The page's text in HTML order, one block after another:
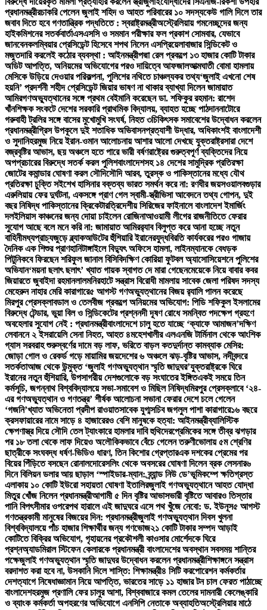
প্রধানমন্ত্রীরচাকরি পেলেন জুলাই শহিদ ও আহত পরিবারের ১০ সদস্যকেউ গালি দিলে তার
জবাব দিতে হবে গণতান্ত্রিক পদ্ধতিতে : স্বরাষ্ট্রমন্ত্রীঅস্ট্রেলিয়ায় গমনেচ্ছুদের জন্য
হাইকমিশনের সতর্কবার্তাএসএসসি ও সমমান পরীক্ষার ফল প্রকাশ সোমবার, যেভাবে
জানবেনকলম্বিয়ার প্রেসিডেন্ট হিসেবে শপথ নিলেন এসপ্রিয়েলাবাজার সিন্ডিকেট ও
মজুতদারি করলেই কঠোর ব্যবস্থা : আইনমন্ত্রীপদ্মা রেল প্রকল্পে ১৩ হাজার কোটি টাকার
অডিট আপত্তি, অনিয়মের অভিযোগের পরও দায়িত্বে আফজালআত্মঘাতী বোমা হামলায়
মেসিকে উড়িয়ে দেওয়ার পরিকল্পনা, পুলিশের নথিতে চাঞ্চল্যকর তথ্য‘জুলাই এখনো শেষ
হয়নি’ প্রদর্শনী শহীদ প্রেসিডেন্ট জিয়ার ভাষণ না থাকার ব্যাখ্যা দিলেন জামায়াত
আমিরগণঅভ্যুত্থানের সঙ্গে প্রথম বেইমানি করেছেন ডা. শফিকুর রহমান: রাশেদ
খাঁনশিক্ষক সংকটে দেশের সরকারি প্রাথমিক বিদ্যালয়, ব্যাহত হচ্ছে পাঠদাননাটোরে
গরুবাহী ট্রলির সঙ্গে বাসের মুখোমুখি সংঘর্ষ, নিহত ৩চিকিৎসক সমাবেশের উদ্বোধন করলেন
প্রধানমন্ত্রীগ্রিস উপকূলে দুই শতাধিক অভিবাসনপ্রত্যাশী উদ্ধার, অধিকাংশই বাংলাদেশী
ও সুদানিহরমুজ নিয়ে ইরান-ওমান আলোচনায় আশার আলো দেখছে যুক্তরাষ্ট্রসারা দেশে
বজ্রবৃষ্টির আভাস, ছয় অঞ্চলে হতে পারে ভারী বর্ষণরাষ্ট্রের গুরুত্বপূর্ণ ব্যক্তিদের নিয়ে
অপপ্রচারের বিরুদ্ধে সতর্ক করল পুলিশবাংলাদেশসহ ১৪ দেশের সামুদ্রিক প্রতিরক্ষা
জোটের কমান্ডার ঘোষণা করল সৌদিসৌদি আরব, তুরস্ক ও পাকিস্তানের মধ্যে যৌথ
প্রতিরক্ষা চুক্তি সইশেখ হাসিনার বক্তব্য ভারত সমর্থন করে না: রণধীর জয়সওয়ালবগুড়ার
এরুলিয়ায় ফের দুর্ঘটনা, একসঙ্গে প্রাণ গেল স্বামী-স্ত্রীভিসা আবেদনে তথ্য গোপন, দুই
বছর নিষিদ্ধ পাকিস্তানের ক্রিকেটারত্রিদেশীয় সিরিজের ফাইনালে বাংলাদেশ ইমার্জিং
দলইলিয়াস কাঞ্চনের জন্য দোয়া চাইলেন রোজিনাআওয়ামী লীগের রাজনীতিতে ফেরার
সুযোগ আছে বলে মনে করি না: জামায়াত আমিরর‍্যাব বিলুপ্ত করে আনা হচ্ছে নতুন
বাহিনীমধ্যপ্রাচ্যজুড়ে ব্ল্যাকআউটের হুঁশিয়ারি ইরানেরযুদ্ধবিরতি কার্যকরের পরও গাজায়
দৈনিক এক শিশুর প্রাণহানিটাঙ্গাইলে বিদ্যুৎ অফিসে হামলা, লাইনম্যানকে বেধড়ক
পিটুনিকবে ফিরছেন শরিফুল জানাল বিসিবিদক্ষিণ কোরিয়া ফুটবল অ্যাসোসিয়েশনে পুলিশের
অভিযান‘ময়না ছলাৎ ছলাৎ’ খ্যাত গায়ক স্বাগত দে মারা গেছেনমেয়েকে নিয়ে বাবার কবর
জিয়ারতে জুবাইদা রহমানলালমনিরহাটে সন্ত্রাস বিরোধী মামলায় সাবেক জেলা পরিষদ সদস্য
মেহেরুন নাহার মেরি কারাগারে৫ আগস্ট গণঅভ্যুত্থানের বিজয় র‍্যালি পালন করেছে
মিরপুর প্রেসক্লাবডাল ও তেলবীজ প্রকল্পে অনিয়মের অভিযোগ: পিডি শফিকুল ইসলামের
বিরুদ্ধে টেন্ডার, ভুয়া বিল ও সিন্ডিকেটের প্রশ্ননদী দূষণ রোধে সমন্বিত পদক্ষেপ গ্রহণে
অবহেলার সুযোগ নেই : প্রধানমন্ত্রীবাংলাদেশে চালু হতে যাচ্ছে ‘ক্যাফে আমাজন’দক্ষিণ
লেবাননে ২ ইসরায়েলি সেনা নিহত, আহত ৪মহেশখালীর এলএনজি টার্মিনাল থেকে আংশিক
গ্যাস সরবরাহ শুরুস্বর্ণের দামে বড় লাফ, ভরিতে বাড়ল কতদুর্দান্ত কামব্যাক মেসির:
জোড়া গোল ও রেকর্ড গড়ে মায়ামির জয়দেশের ৬ অঞ্চলে ঝড়-বৃষ্টির আভাস, নদীবন্দরে
সতর্কতাআজ থেকে উন্মুক্ত ‘জুলাই গণঅভ্যুত্থান স্মৃতি জাদুঘর’যুক্তরাষ্ট্রকে ঘিরে
ইরানের নতুন হুঁশিয়ারি, উপসাগরীয় দেশগুলোকে বড় সংঘাতের ইঙ্গিতএকই সময়ে তিন
কর্মসূচি, জগন্নাথ বিশ্ববিদ্যালয়ে সভা-সমাবেশ ও মিছিল নিষিদ্ধমিরপুর প্রেসক্লাবে ‘২৪-
এর গণঅভ্যুত্থান ও গণতন্ত্র’ শীর্ষক আলোচনা সভানা ফেরার দেশে চলে গেলেন
‘গজনি’খ্যাত অভিনেতা প্রদীপ রাওয়াতসাবেক যুগ্মসচিব জগলুল পাশা কারাগারে১৬ বছরে
ক্রসফায়ারের নামে সাড়ে ৪ হাজারেরও বেশি মানুষকে হত্যা: আইনমন্ত্রীব্যালিস্টিক
ক্ষেপণাস্ত্র দিয়ে সৌদি তেল ট্যাংকারে হামলার দাবি হুথিদেরপ্রেমিকের সঙ্গে তীব্র ঝগড়ার
পর ১৮ তলা থেকে লাফ দিয়েও অলৌকিকভাবে বেঁচে গেলেন তরুণীভোলায় ৫ম শ্রেণির
ছাত্রীকে সংঘবদ্ধ ধর্ষণ-ভিডিও ধারণ, তিন কিশোর গ্রেপ্তারএক দশকের প্রেমের পর
বিয়ের পিঁড়িতে বসছেন রোনালদোরেসলিং থেকে অবসরের ঘোষণা দিলেন ব্রক লেসনার৬
দিনে বিলিয়ন ডলার আয় ছাড়াল ‘স্পাইডার-ম্যান: ব্র্যান্ড নিউ ডে’ভূমিকম্পে ক্ষতিগ্রস্ত
এলাকায় ১০ কোটি ইউরো সহায়তা ঘোষণা ইতালিরজুলাই গণঅভ্যুত্থানে আহত যোদ্ধা
মিতুর খোঁজ নিলেন প্রধানমন্ত্রীআগামী ৫ দিন বৃষ্টির আভাসভারী বৃষ্টিতে আবারও তিস্তার
পানি বিপৎসীমার ওপরেপথ হারালে এই জাদুঘরে এসে পথ খুঁজে নেবো: ড. ইউনূস৫ আগস্ট
গণতন্ত্রকামী মানুষের বিজয়ের দিন: প্রধানমন্ত্রীজুলাই গণঅভ্যুত্থান দিবস খুলনা
বিশ্ববিদ্যালয়ে পাঁচ হাজার শিক্ষার্থীর জন্য গণভোজ২১ কোটি টাকার সম্পদ আড়াই
কোটিতে বিক্রির অভিযোগ, গৃহায়নের প্রকৌশলী কাওসার মোর্শেদকে ঘিরে
প্রশ্নঅ্যাডমিরাল স্টিফেন কেলারকে প্রধানমন্ত্রী বাংলাদেশের অবস্থান সবসময় শান্তির
পক্ষেজুলাই গণঅভ্যুত্থান স্মৃতি জাদুঘর উদ্বোধন করলেন প্রধানমন্ত্রীশিক্ষাঙ্গনে সন্ত্রাস
বরদাশত করা হবে না, উসকানি দিলে শাস্তি: শিক্ষামন্ত্রী৪ সিটি করপোরেশন কর্মকর্তার
দেশত্যাগে নিষেধাজ্ঞামান নিয়ে আপত্তি, ভারতের সাড়ে ১১ হাজার টন চাল ফেরত পাঠাচ্ছে
বাংলাদেশহরমুজ প্রণালি ফের চালুর আশা, বিশ্ববাজারে কমল তেলের দামনারী কেলেঙ্কারি
ও ব্যাংক কর্মকর্তা অপহরণের অভিযোগে এনসিপি নেতাকে অব্যাহতিঅস্ট্রেলিয়ার মাঠে